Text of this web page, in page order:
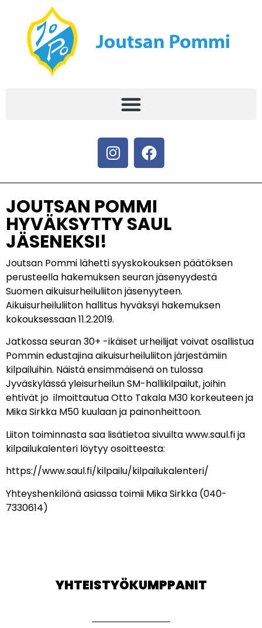
JOUTSAN POMMI
HYVÄKSYTTY SAUL
JÄSENEKSI!
Joutsan Pommi lähetti syyskokouksen päätöksen
perusteella hakemuksen seuran jäsenyydestä
Suomen aikuisurheiluliiton jäsenyyteen.
Aikuisurheiluliiton hallitus hyväksyi hakemuksen
kokouksessaan 11.2.2019.
Jatkossa seuran 30+ -ikäiset urheilijat voivat osallistua
Pommin edustajina aikuisurheiluliiton järjestämiin
kilpailuihin. Näistä ensimmäisenä on tulossa
Jyväskylässä yleisurheilun SM-hallikilpailut, joihin
ehtivät jo ilmoittautua Otto Takala M30 korkeuteen ja
Mika Sirkka M50 kuulaan ja painonheittoon.
Liiton toiminnasta saa lisätietoa sivuilta www.saul.fi ja
kilpailukalenteri löytyy osoitteesta:
https://www.saul.fi/kilpailu/kilpailukalenteri/
Yhteyshenkilönä asiassa toimii Mika Sirkka (040-
7330614)
YHTEISTYÖKUMPPANIT